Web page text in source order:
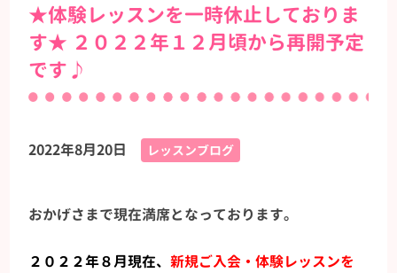
★体験レッスンを一時休止しておりま
す★ ２０２２年１２月頃から再開予定
です♪
2022年8月20日 レッスンブログ
おかげさまで現在満席となっております。
２０２２年８月現在、新規ご入会・体験レッスンを